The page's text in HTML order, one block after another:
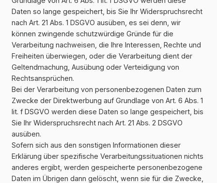
Daten so lange gespeichert, bis Sie Ihr Widerspruchsrecht
nach Art. 21 Abs. 1 DSGVO ausüben, es sei denn, wir
können zwingende schutzwürdige Gründe für die
Verarbeitung nachweisen, die Ihre Interessen, Rechte und
Freiheiten überwiegen, oder die Verarbeitung dient der
Geltendmachung, Ausübung oder Verteidigung von
Rechtsansprüchen.
Bei der Verarbeitung von personenbezogenen Daten zum
Zwecke der Direktwerbung auf Grundlage von Art. 6 Abs. 1
lit. f DSGVO werden diese Daten so lange gespeichert, bis
Sie Ihr Widerspruchsrecht nach Art. 21 Abs. 2 DSGVO
ausüben.
Sofern sich aus den sonstigen Informationen dieser
Erklärung über spezifische Verarbeitungssituationen nichts
anderes ergibt, werden gespeicherte personenbezogene
Daten im Übrigen dann gelöscht, wenn sie für die Zwecke,